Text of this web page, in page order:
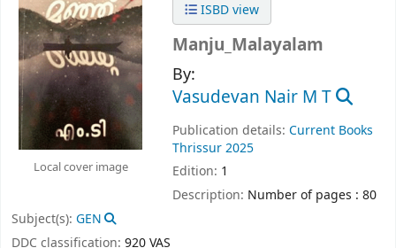
Local cover image
ISBD view
Manju_Malayalam
By:
Vasudevan Nair M T
Publication details:Current Books
Thrissur 2025
Edition: 1
Description: Number of pages : 80
Subject(s): GEN
DDC classification: 920 VAS